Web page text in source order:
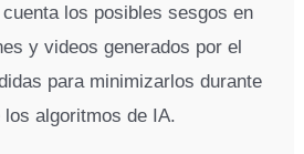
los posibles sesgos en
y videos generados por el
para minimizarlos durante
algoritmos de IA.